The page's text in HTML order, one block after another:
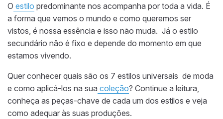
O estilo predominante nos acompanha por toda a vida. É
a forma que vemos o mundo e como queremos ser
vistos, é nossa essência e isso não muda. Já o estilo
secundário não é fixo e depende do momento em que
estamos vivendo.
Quer conhecer quais são os 7 estilos universais de moda
e como aplicá-los na sua coleção? Continue a leitura,
conheça as peças-chave de cada um dos estilos e veja
como adequar às suas produções.